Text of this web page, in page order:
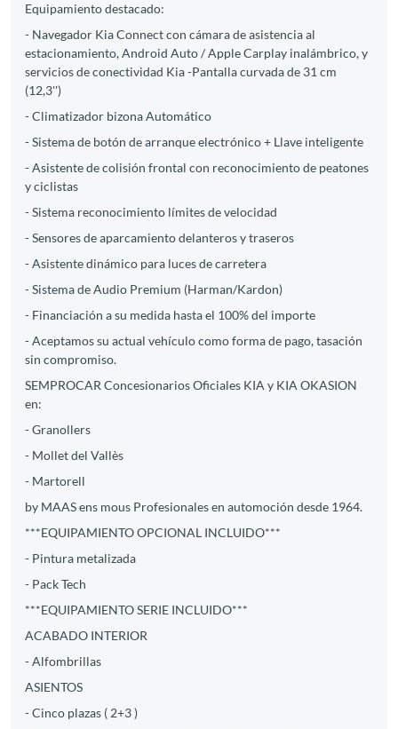
Equipamiento destacado:
- Navegador Kia Connect con cámara de asistencia al
estacionamiento, Android Auto / Apple Carplay inalámbrico, y
servicios de conectividad Kia -Pantalla curvada de 31 cm
(12,3'')
- Climatizador bizona Automático
- Sistema de botón de arranque electrónico + Llave inteligente
- Asistente de colisión frontal con reconocimiento de peatones
y ciclistas
- Sistema reconocimiento límites de velocidad
- Sensores de aparcamiento delanteros y traseros
- Asistente dinámico para luces de carretera
- Sistema de Audio Premium (Harman/Kardon)
- Financiación a su medida hasta el 100% del importe
- Aceptamos su actual vehículo como forma de pago, tasación
sin compromiso.
SEMPROCAR Concesionarios Oficiales KIA y KIA OKASION
en:
- Granollers
- Mollet del Vallès
- Martorell
by MAAS ens mous Profesionales en automoción desde 1964.
***EQUIPAMIENTO OPCIONAL INCLUIDO***
- Pintura metalizada
- Pack Tech
***EQUIPAMIENTO SERIE INCLUIDO***
ACABADO INTERIOR
- Alfombrillas
ASIENTOS
- Cinco plazas ( 2+3 )